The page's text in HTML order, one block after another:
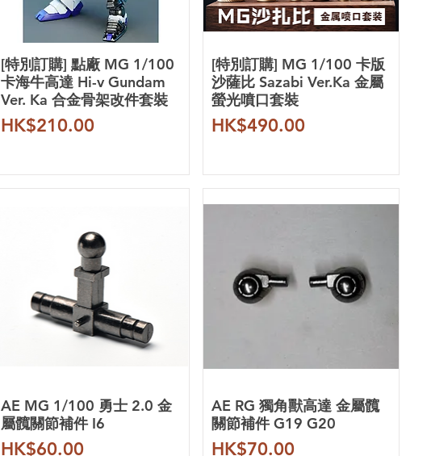
[特別訂購] 點廠 MG 1/100
卡海牛高達 Hi-v Gundam
Ver. Ka 合金骨架改件套裝
價格
HK$210.00
[特別訂購] MG 1/100 卡版
沙薩比 Sazabi Ver.Ka 金屬
螢光噴口套裝
價格
HK$490.00
AE MG 1/100 勇士 2.0 金
屬髖關節補件 I6
價格
HK$60.00
AE RG 獨角獸高達 金屬髖
關節補件 G19 G20
價格
HK$70.00